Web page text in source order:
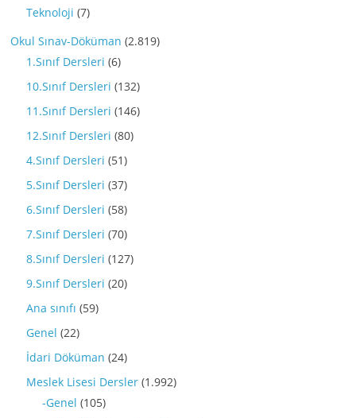
Teknoloji (7)
Okul Sınav-Döküman (2.819)
1.Sınıf Dersleri (6)
10.Sınıf Dersleri (132)
11.Sınıf Dersleri (146)
12.Sınıf Dersleri (80)
4.Sınıf Dersleri (51)
5.Sınıf Dersleri (37)
6.Sınıf Dersleri (58)
7.Sınıf Dersleri (70)
8.Sınıf Dersleri (127)
9.Sınıf Dersleri (20)
Ana sınıfı (59)
Genel (22)
İdari Döküman (24)
Meslek Lisesi Dersler (1.992)
-Genel (105)